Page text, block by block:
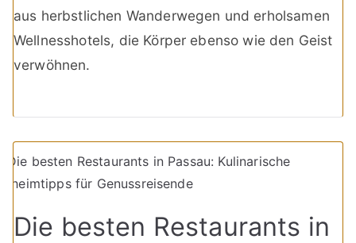
aus herbstlichen Wanderwegen und erholsamen
Wellnesshotels, die Körper ebenso wie den Geist
verwöhnen.
Die besten Restaurants in